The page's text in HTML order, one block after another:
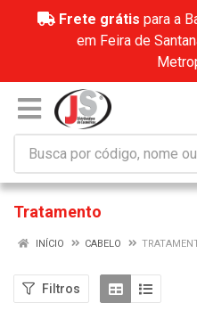
Frete grátis para a
em Feira de
Tratamento
INÍCIO CABELO
Filtros